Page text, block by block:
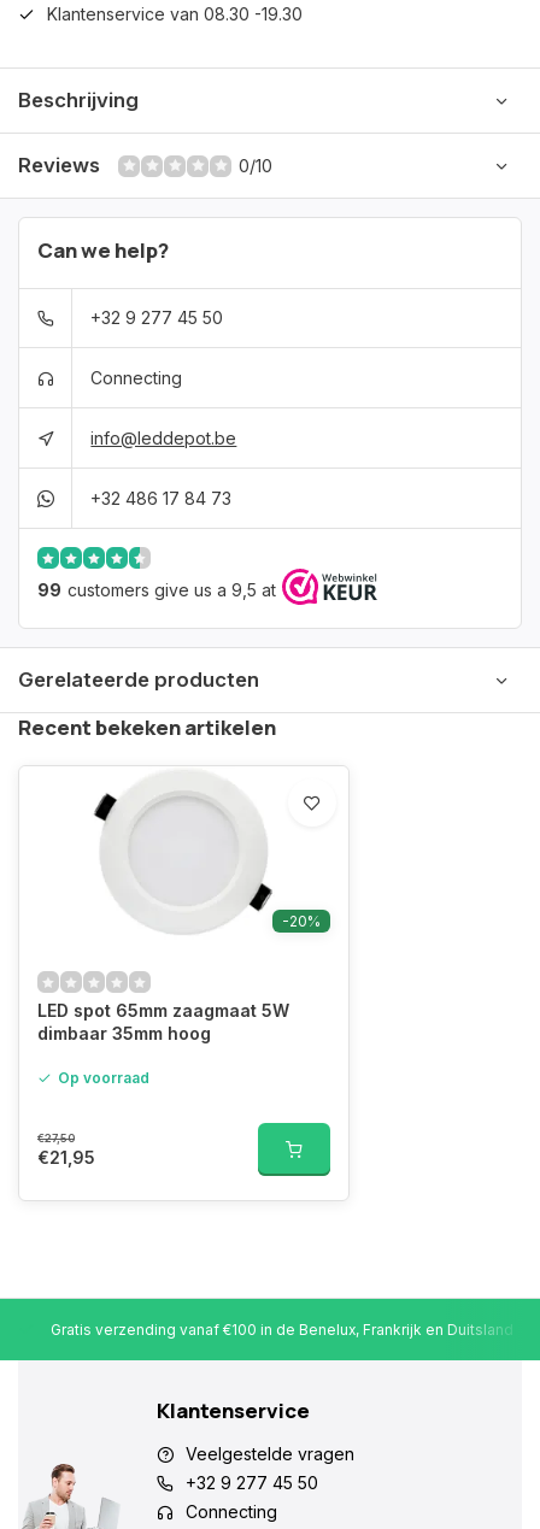
Klantenservice van 08.30 -19.30
Beschrijving
Reviews 0/10
Can we help?
+32 9 277 45 50
Connecting
info@leddepot.be
+32 486 17 84 73
99 customers give us a 9,5 at
Gerelateerde producten
Recent bekeken artikelen
-20%
LED spot 65mm zaagmaat 5W
dimbaar 35mm hoog
Op voorraad
€27,50
€21,95
Gratis verzending vanaf €100 in de Benelux, Frankrijk en Duitsland
Klantenservice
Veelgestelde vragen
+32 9 277 45 50
Connecting